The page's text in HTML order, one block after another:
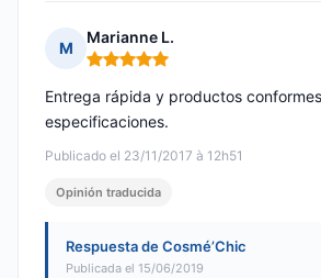
M
Marianne L.
Nota: 5 de 5
Publicado el 23/11/2017 à 12h51
Entrega rápida y productos
especificaciones.
Opinión traducida
Respuesta de Cosmé’Chic
Publicada el 15/06/2019